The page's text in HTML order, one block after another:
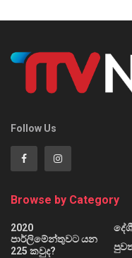
Follow Us
Browse by Category
2020
පාර්ලිමේන්තුවට යන
225 කවුද?